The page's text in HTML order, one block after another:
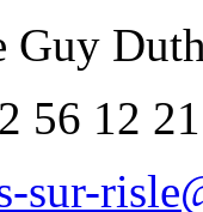
Guy
56 12 21
sur-